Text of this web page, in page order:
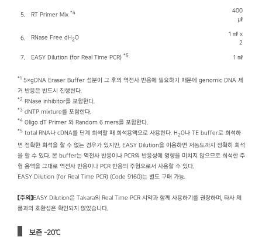
5. RT Primer Mix *4
400
㎕
6. RNase Free dH2O
1 ㎖ x
2
7. EASY Dilution (for Real Time PCR) *5 1 ㎖
*1 5×gDNA Eraser Buffer 성분이 그 후의 역전사 반응에 필요하기 때문에 genomic DNA 제
거 반응은 반드시 진행한다.
*2 RNase inhibitor를 포함한다.
*3 dNTP mixture를 포함한다.
*4 Oligo dT Primer 와 Random 6 mers를 포함한다.
*5 total RNA나 cDNA를 단계 희석할 때 희석용액으로 사용한다. H2O나 TE buffer로 희석하
면 정확한 희석을 할 수 없는 경우가 있지만, EASY Dilution을 이용하면 저농도까지 정확히 희석
을 할 수 있다. 본 buffer는 역전사 반응이나 PCR의 반응성에 영향을 미치지 않으므로 희석한 주
형 용액을 그대로 역전사 반응이나 PCR 반응의 주형으로서 사용할 수 있다.
EASY Dilution (for Real Time PCR) (Code 9160)는 별도 구매 가능.
【주의】EASY Dilution은 Takara의 Real Time PCR 시약과 함께 사용하기를 권장하며, 타사 제
품과의 호환성은 확인되지 않았습니다.
보존 -20℃